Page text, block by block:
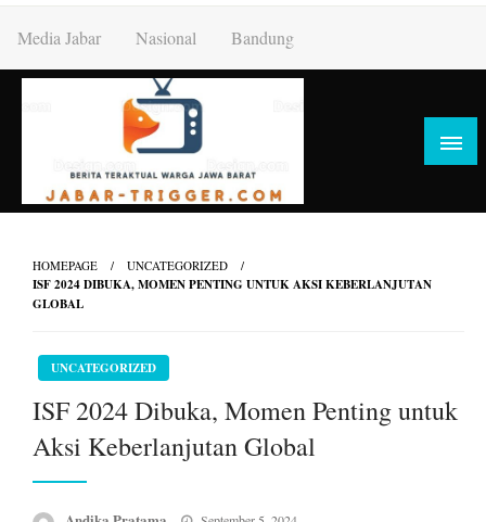
content
Media Jabar Nasional Bandung
HOMEPAGE UNCATEGORIZED
ISF 2024 DIBUKA, MOMEN PENTING UNTUK AKSI KEBERLANJUTAN
GLOBAL
UNCATEGORIZED
ISF 2024 Dibuka, Momen Penting untuk
Aksi Keberlanjutan Global
Posted